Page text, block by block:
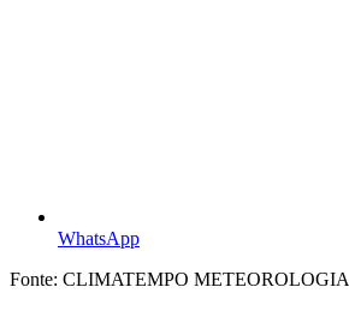
WhatsApp
Fonte: CLIMATEMPO METEOROLOGIA